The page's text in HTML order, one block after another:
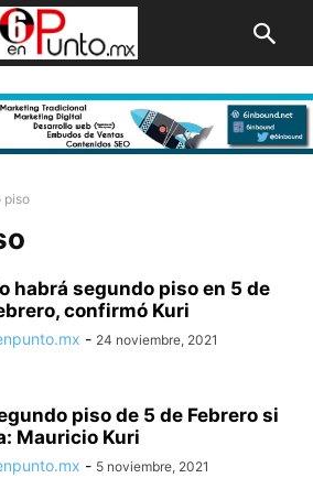
piso
habrá segundo piso en 5 de
confirmó Kuri
- 24 noviembre, 2021
piso de 5 de Febrero si
Mauricio Kuri
- 5 noviembre, 2021